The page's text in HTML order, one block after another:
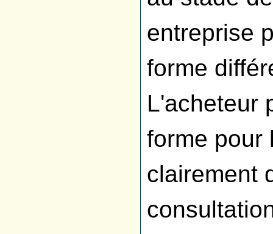
entreprise
forme
L'acheteur
forme pour
clairement